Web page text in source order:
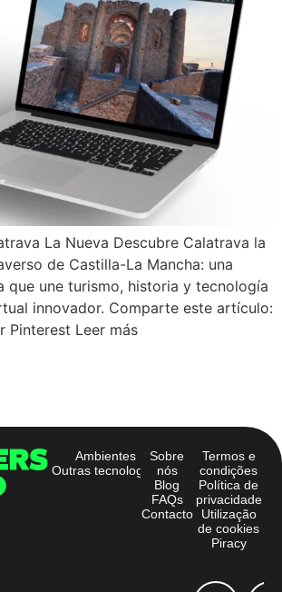
La Nueva Descubre Calatrava la
de Castilla-La Mancha: una
que une turismo, historia y tecnología
innovador. Comparte este artículo:
Pinterest Leer más
Ambientes
Outras tecnologias
Sobre
nós
Blog
FAQs
Contacto
Termos e
condições
Política de
privacidade
Utilização
de cookies
Piracy